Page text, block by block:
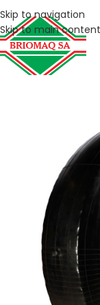
Skip to navigation
Skip to main content